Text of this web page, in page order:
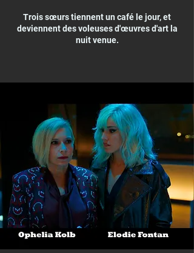
Trois sœurs tiennent un café le jour, et
deviennent des voleuses d'œuvres d'art la
nuit venue.